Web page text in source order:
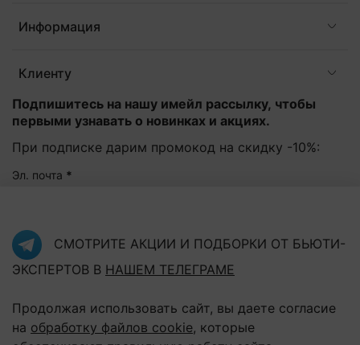
Информация
Клиенту
Подпишитесь на нашу имейл рассылку, чтобы
первыми узнавать о новинках и акциях.
При подписке дарим промокод на скидку -10%:
Эл. почта *
Подписаться
Нажав на кнопку "Подписаться", Вы соглашаетесь с
СМОТРИТЕ АКЦИИ И ПОДБОРКИ ОТ БЬЮТИ-
ЭКСПЕРТОВ В НАШЕМ ТЕЛЕГРАМЕ
Продолжая использовать сайт, вы даете согласие
на обработку файлов cookie, которые